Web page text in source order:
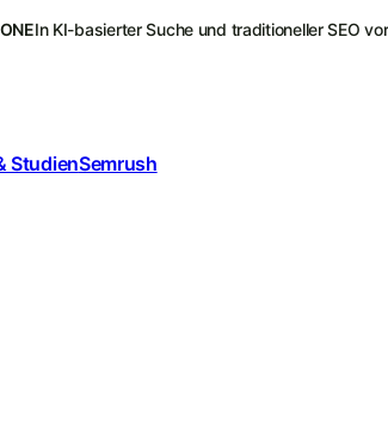
In KI-basierter Suche und traditioneller SEO
StudienSemrush